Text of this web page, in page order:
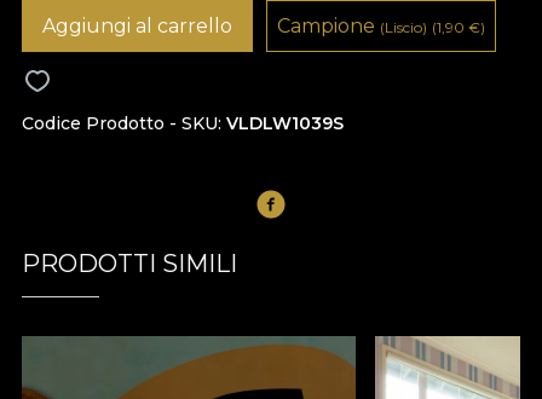
Codice Prodotto - SKU VLDLW1039S
Aggiungi al carrello Campione (Liscio) (1,90 €)
PRODOTTI SIMILI